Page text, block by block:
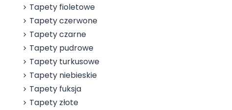
Tapety fioletowe
Tapety czerwone
Tapety czarne
Tapety pudrowe
Tapety turkusowe
Tapety niebieskie
Tapety fuksja
Tapety złote